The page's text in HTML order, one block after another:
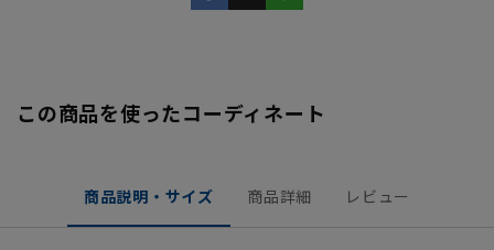
この商品を使ったコーディネート
商品説明・サイズ 商品詳細 レビュー